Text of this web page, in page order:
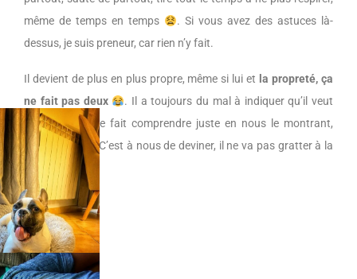
même de temps en temps
. Si vous avez des astuces là-
dessus, je suis preneur, car rien n’y fait.
Il devient de plus en plus propre, même si lui et la propreté, ça
ne fait pas deux
. Il a toujours du mal à indiquer qu’il veut
sortir. Il nous le fait comprendre juste en nous le montrant,
mais pas plus. C’est à nous de deviner, il ne va pas gratter à la
porte
.